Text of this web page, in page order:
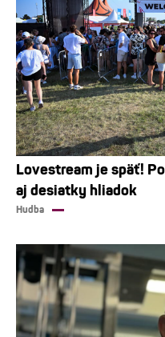
Lovestream je späť!
aj desiatky hliadok
Hudba